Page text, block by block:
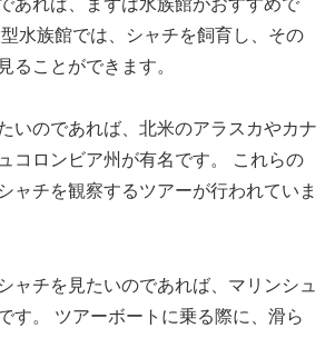
水族館では、シャチを飼育し、その
ることができます。
いのであれば、北米のアラスカやカナ
コロンビア州が有名です。 これらの
ャチを観察するツアーが行われていま
ャチを見たいのであれば、マリンシュ
す。 ツアーボートに乗る際に、滑ら